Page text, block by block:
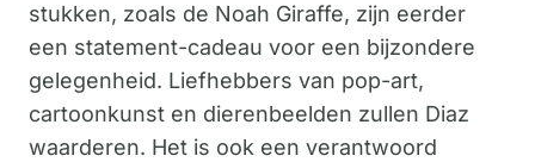
stukken, zoals de Noah Giraffe, zijn eerder
een statement-cadeau voor een bijzondere
gelegenheid. Liefhebbers van pop-art,
cartoonkunst en dierenbeelden zullen Diaz
waarderen. Het is ook een verantwoord